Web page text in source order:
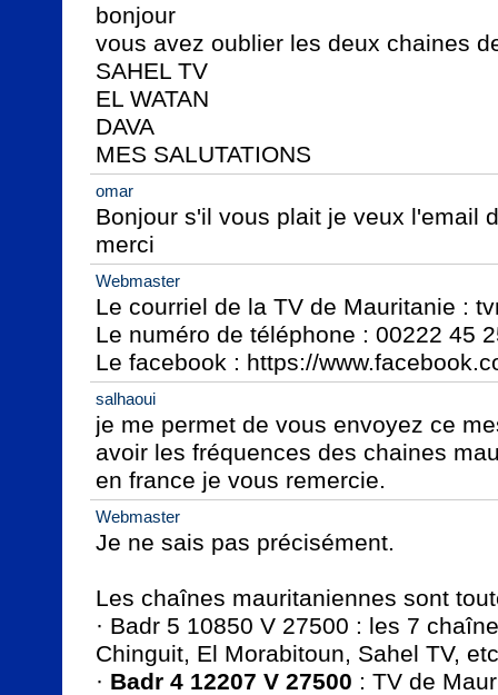
bonjour
vous avez oublier les deux chaines
SAHEL TV
EL WATAN
DAVA
MES SALUTATIONS
omar
Bonjour s'il vous plait je veux l'email
merci
Webmaster
Le courriel de la TV de Mauritanie :
Le numéro de téléphone : 00222 45
Le facebook : https://
salhaoui
je me permet de vous envoyez ce
avoir les fréquences des chaines
en france je vous remercie.
Webmaster
Je ne sais pas précisément.
Les chaînes mauritaniennes sont
· Badr 5 10850 V 27500 : les 7
Chinguit, El Morabitoun, Sahel TV,
· Badr 4 12207 V 27500 : TV de